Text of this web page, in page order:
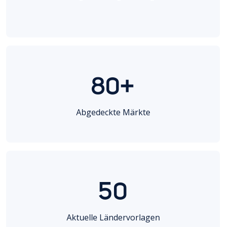
80+
Abgedeckte Märkte
50
Aktuelle Ländervorlagen